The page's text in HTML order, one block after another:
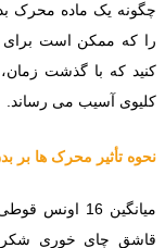
چگونه یک ماده محرک
را که ممکن است برای
کنید که با گذشت
کلیوی آسیب می رساند.
نحوه تأثیر محرک ها بر